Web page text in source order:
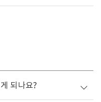
되나요?